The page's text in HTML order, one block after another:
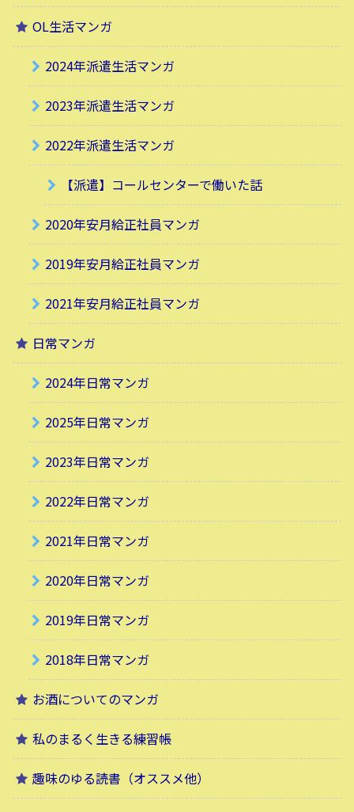
OL生活マンガ
2024年派遣生活マンガ
2023年派遣生活マンガ
2022年派遣生活マンガ
【派遣】コールセンターで働いた話
2020年安月給正社員マンガ
2019年安月給正社員マンガ
2021年安月給正社員マンガ
日常マンガ
2024年日常マンガ
2025年日常マンガ
2023年日常マンガ
2022年日常マンガ
2021年日常マンガ
2020年日常マンガ
2019年日常マンガ
2018年日常マンガ
お酒についてのマンガ
私のまるく生きる練習帳
趣味のゆる読書（オススメ他）